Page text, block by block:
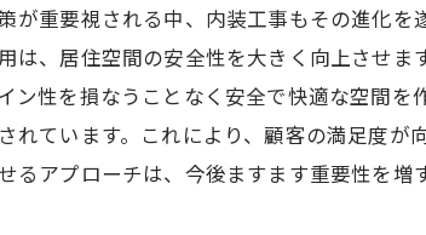
が重要視される中、内装工事もその進化
は、居住空間の安全性を大きく向上させ
ン性を損なうことなく安全で快適な空間
れています。これにより、顧客の満足度
るアプローチは、今後ますます重要性を増